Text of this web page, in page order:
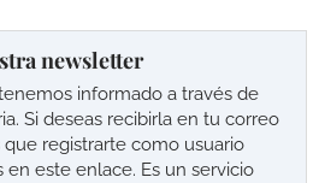
newsletter
informado a través de
Si deseas recibirla en tu correo
registrarte como usuario
este enlace. Es un servicio